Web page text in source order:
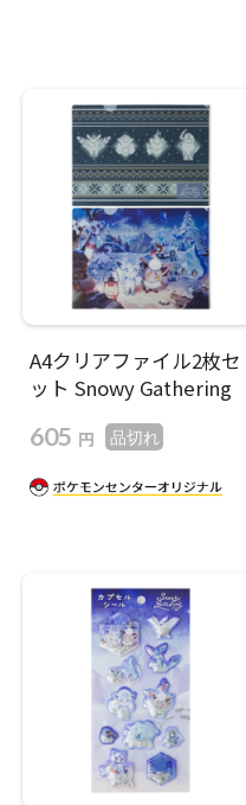
A4クリアファイル2枚セ
ット Snowy Gathering
605 円 品切れ